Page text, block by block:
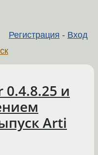
Регистрация - Вход
и
Arti